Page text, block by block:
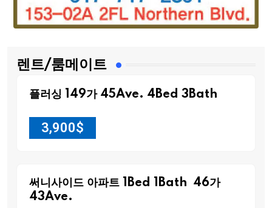
렌트/룸메이트
플러싱 149가 45Ave. 4Bed 3Bath
3,900$
써니사이드 아파트 1Bed 1Bath 46가
43Ave.